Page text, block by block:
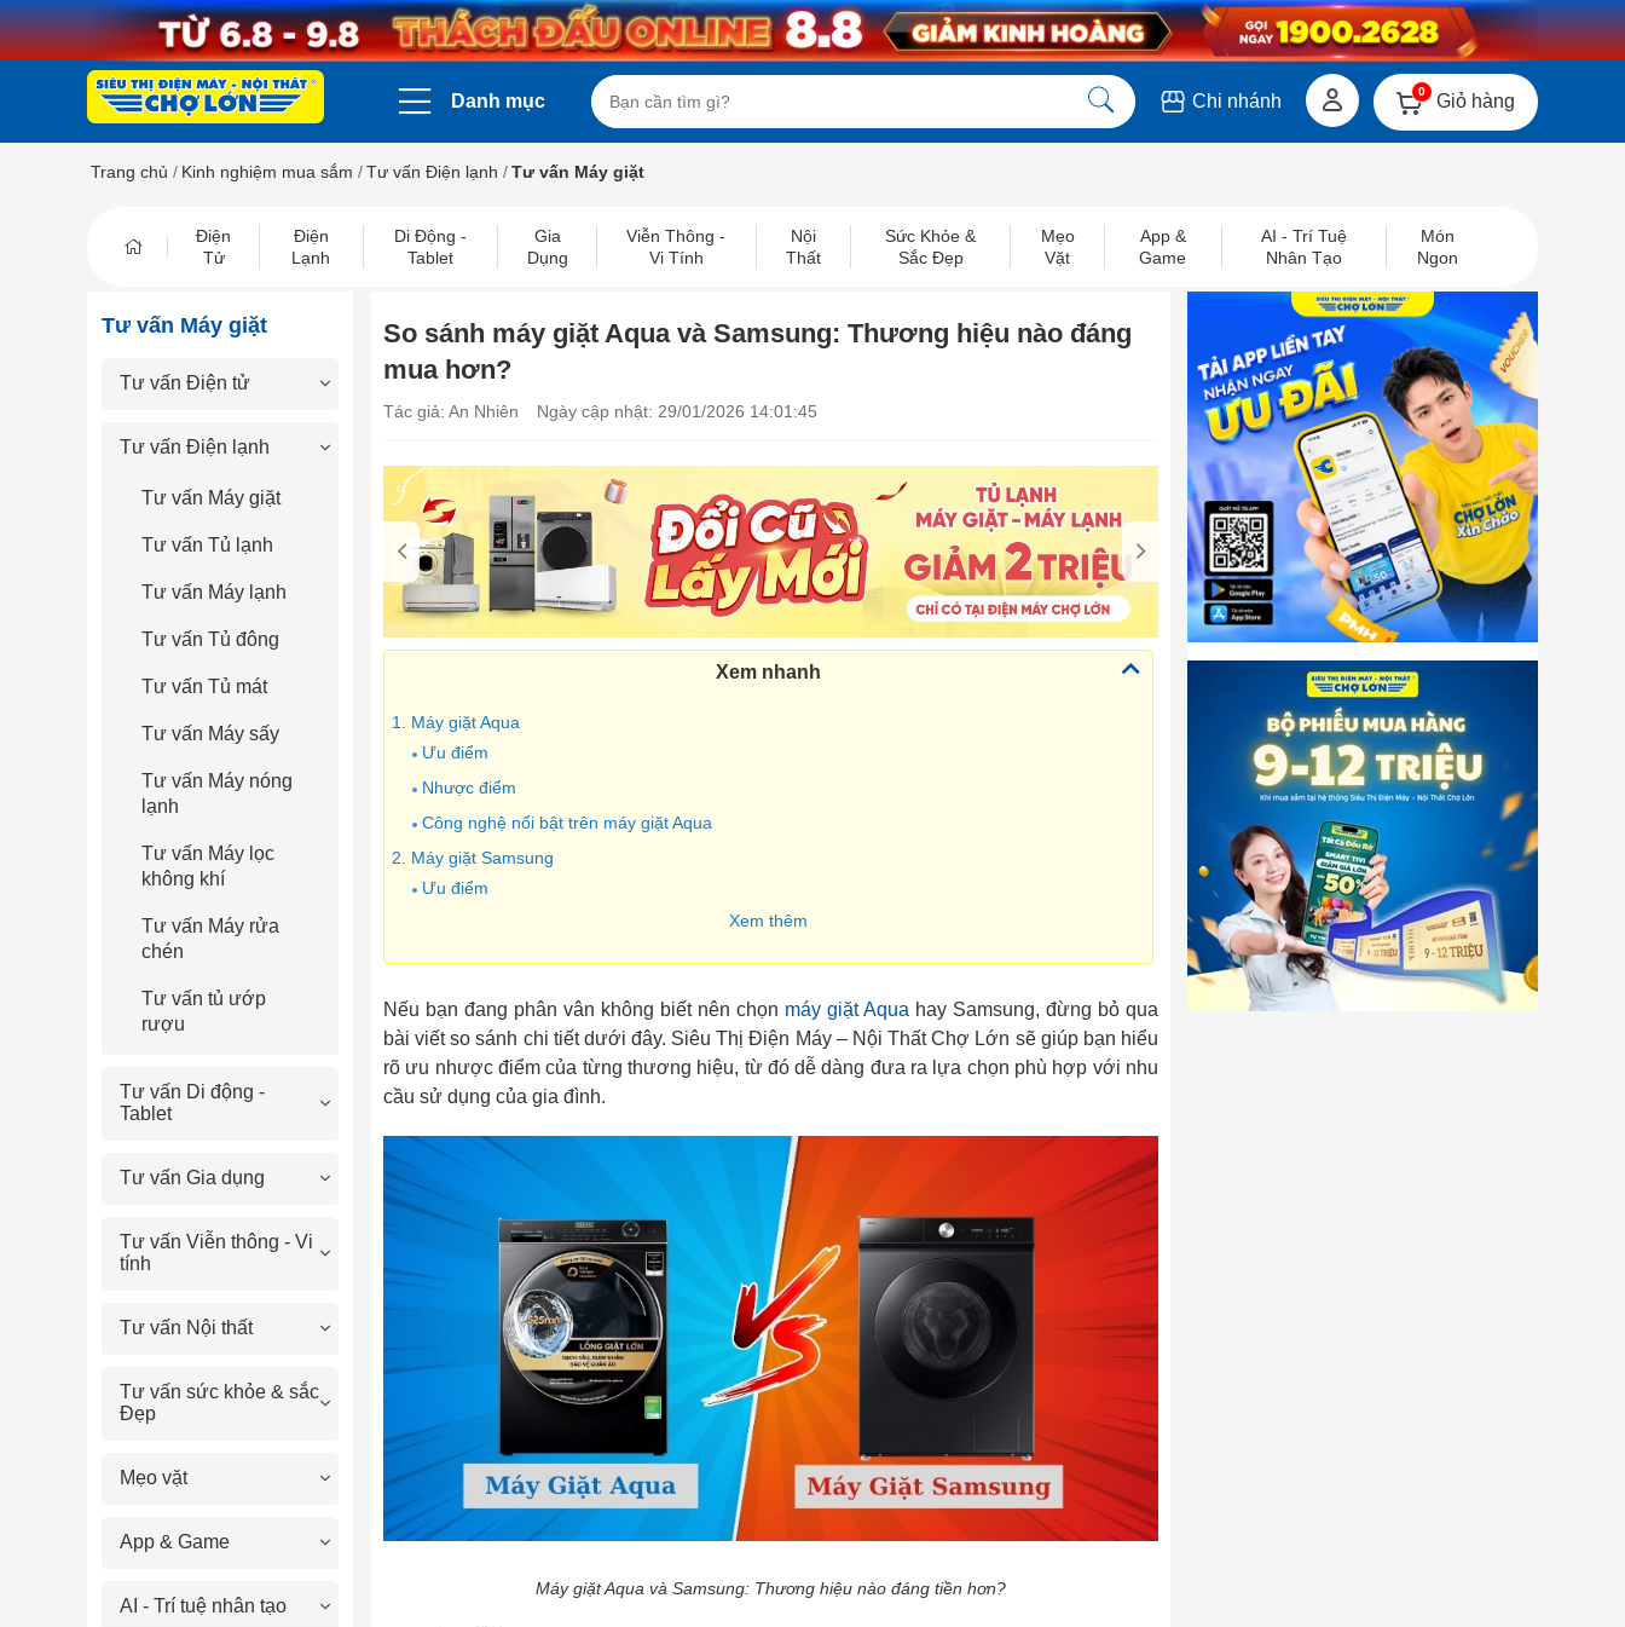
Danh mục Chi nhánh 0 Giỏ hàng
Trang chủ / Kinh nghiệm mua sắm /Tư vấn Điện lạnh /Tư vấn Máy giặt
Điện
Tử
Điện
Lạnh
Di Động -
Tablet
Gia
Dụng
Viễn Thông -
Vi Tính
Nội
Thất
Sức Khỏe &
Sắc Đẹp
Mẹo
Vặt
App &
Game
AI - Trí Tuệ
Nhân Tạo
Món
Ngon
Tư vấn Máy giặt
Tư vấn Điện tử
Tư vấn Điện lạnh
Tư vấn Máy giặt
Tư vấn Tủ lạnh
Tư vấn Máy lạnh
Tư vấn Tủ đông
Tư vấn Tủ mát
Tư vấn Máy sấy
Tư vấn Máy nóng
lạnh
Tư vấn Máy lọc
không khí
Tư vấn Máy rửa
chén
Tư vấn tủ ướp
rượu
Tư vấn Di động -
Tablet
Tư vấn Gia dụng
Tư vấn Viễn thông - Vi
tính
Tư vấn Nội thất
Tư vấn sức khỏe & sắc
Đẹp
Mẹo vặt
App & Game
AI - Trí tuệ nhân tạo
So sánh máy giặt Aqua và Samsung: Thương hiệu nào đáng
mua hơn?
Tác giả: An Nhiên Ngày cập nhật: 29/01/2026 14:01:45
Xem nhanh
1. Máy giặt Aqua
Ưu điểm
Nhược điểm
Công nghệ nổi bật trên máy giặt Aqua
2. Máy giặt Samsung
Ưu điểm
Công nghệ nổi bật trên máy giặt Samsung
Xem thêm
Nếu bạn đang phân vân không biết nên chọn máy giặt Aqua hay Samsung, đừng bỏ qua
bài viết so sánh chi tiết dưới đây. Siêu Thị Điện Máy – Nội Thất Chợ Lớn sẽ giúp bạn hiểu
rõ ưu nhược điểm của từng thương hiệu, từ đó dễ dàng đưa ra lựa chọn phù hợp với nhu
cầu sử dụng của gia đình.
Máy giặt Aqua và Samsung: Thương hiệu nào đáng tiền hơn?